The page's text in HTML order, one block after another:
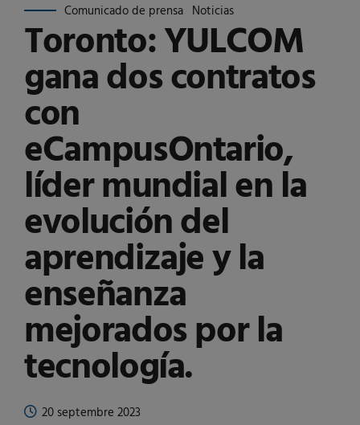
Comunicado de prensa Noticias
Toronto: YULCOM
gana dos contratos
con
eCampusOntario,
líder mundial en la
evolución del
aprendizaje y la
enseñanza
mejorados por la
tecnología.
20 septembre 2023